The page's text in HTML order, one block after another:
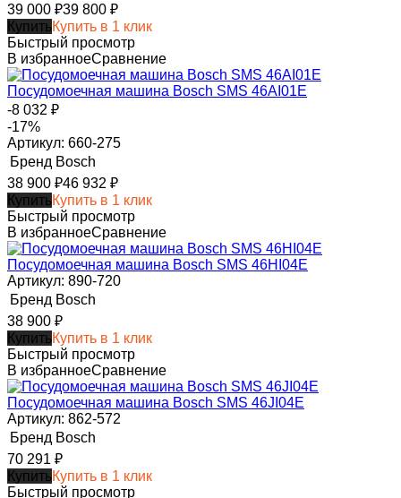
39 000 ₽39 800 ₽
КупитьКупить в 1 клик
Быстрый просмотр
В избранноеСравнение
Посудомоечная машина Bosch SMS 46AI01E
-8 032 ₽
-17%
Артикул: 660-275
Бренд Bosch
38 900 ₽46 932 ₽
КупитьКупить в 1 клик
Быстрый просмотр
В избранноеСравнение
Посудомоечная машина Bosch SMS 46HI04E
Артикул: 890-720
Бренд Bosch
38 900 ₽
КупитьКупить в 1 клик
Быстрый просмотр
В избранноеСравнение
Посудомоечная машина Bosch SMS 46JI04E
Артикул: 862-572
Бренд Bosch
70 291 ₽
КупитьКупить в 1 клик
Быстрый просмотр